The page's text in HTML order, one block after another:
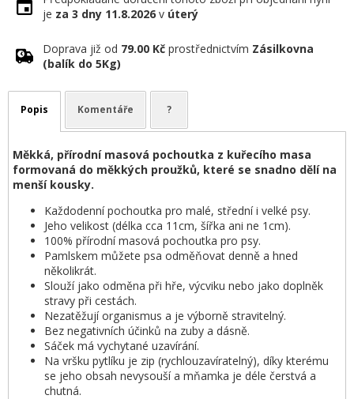
je za 3 dny 11.8.2026 v úterý
Doprava již od 79.00 Kč prostřednictvím Zásilkovna
(balík do 5Kg)
Popis Komentáře ?
Měkká, přírodní masová pochoutka z kuřecího masa
formovaná do měkkých proužků, které se snadno dělí na
menší kousky.
Každodenní pochoutka pro malé, střední i velké psy.
Jeho velikost (délka cca 11cm, šířka ani ne 1cm).
100% přírodní masová pochoutka pro psy.
Pamlskem můžete psa odměňovat denně a hned
několikrát.
Slouží jako odměna při hře, výcviku nebo jako doplněk
stravy při cestách.
Nezatěžují organismus a je výborně stravitelný.
Bez negativních účinků na zuby a dásně.
Sáček má vychytané uzavírání.
Na vršku pytlíku je zip (rychlouzavíratelný), díky kterému
se jeho obsah nevysouší a mňamka je déle čerstvá a
chutná.